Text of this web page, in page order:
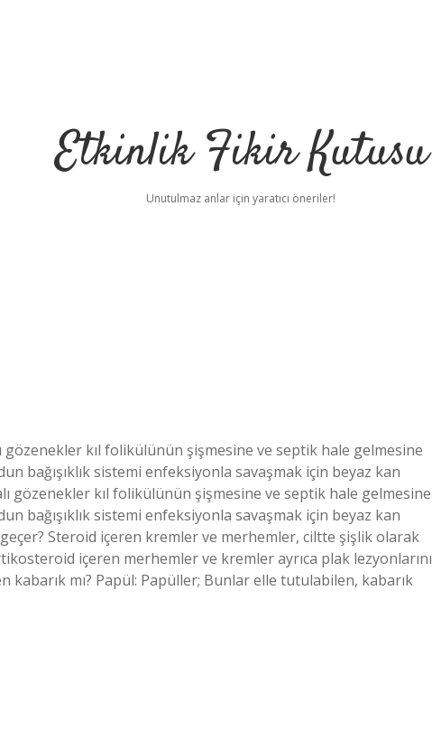
Etkinlik Fikir Kutusu
Unutulmaz anlar için yaratıcı öneriler!
gözenekler kıl folikülünün şişmesine ve septik hale gelmesine
bağışıklık sistemi enfeksiyonla savaşmak için beyaz kan
gözenekler kıl folikülünün şişmesine ve septik hale gelmesine
bağışıklık sistemi enfeksiyonla savaşmak için beyaz kan
Steroid içeren kremler ve merhemler, ciltte şişlik olarak
içeren merhemler ve kremler ayrıca plak lezyonlarını
kabarık mı? Papül: Papüller; Bunlar elle tutulabilen, kabarık